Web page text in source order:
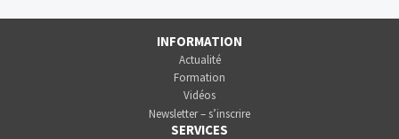
INFORMATION
Actualité
Formation
Vidéos
Newsletter – s’inscrire
SERVICES